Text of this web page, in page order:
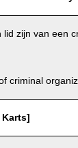
zijn van een
criminal